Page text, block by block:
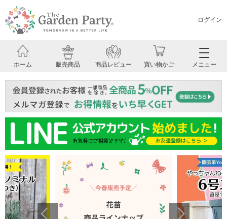
ログイン
ホーム 販売商品 商品レビュー 買い物かご メニュー